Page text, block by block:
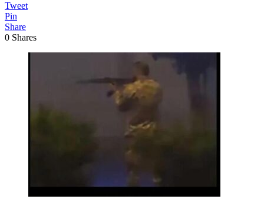
Tweet
Pin
Share
0 Shares